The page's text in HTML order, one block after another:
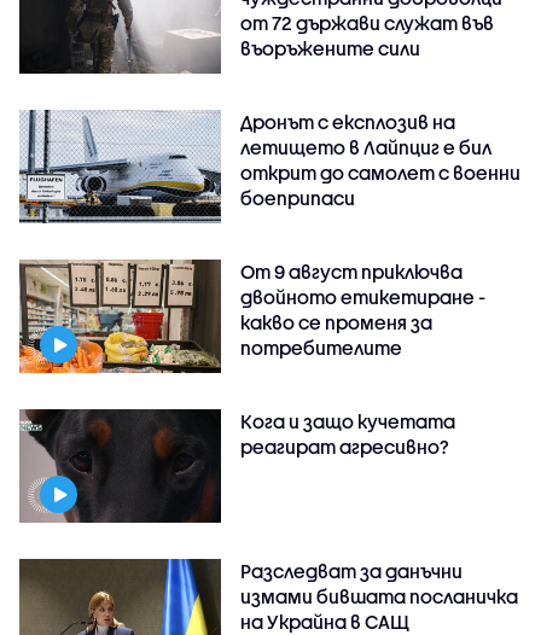
от 72 държави служат във
въоръжените сили
Дронът с експлозив на
летището в Лайпциг е бил
открит до самолет с военни
боеприпаси
От 9 август приключва
двойното етикетиране -
какво се променя за
потребителите
Кога и защо кучетата
реагират агресивно?
Разследват за данъчни
измами бившата посланичка
на Украйна в САЩ